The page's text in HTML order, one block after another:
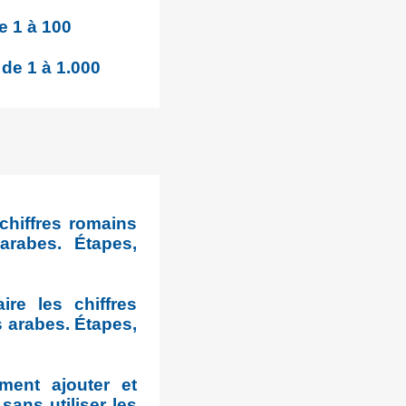
1 à 100
1 à 1.000
romains
Étapes,
les chiffres
Étapes,
ajouter et